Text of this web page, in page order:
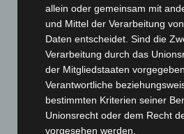
Region Hannover: 21 neue
Roten Kreuz
5. August 2026
Mann läuft mit Hockeyschläger
Zeugen
5. August 2026
Celle: Mensch stirbt bei Bagger-
allein oder gemeinsam mit
und Mittel der Verarbeitung
Daten entscheidet. Sind die
Verarbeitung durch das
der Mitgliedstaaten
Verantwortliche
bestimmten Kriterien seiner
Unionsrecht oder dem Recht
vorgesehen werden.